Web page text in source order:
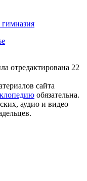
гимназия
отредактирована 22
сайта
обязательна.
аудио и видео